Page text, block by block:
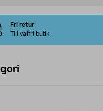
Fri retur
Till valfri butik